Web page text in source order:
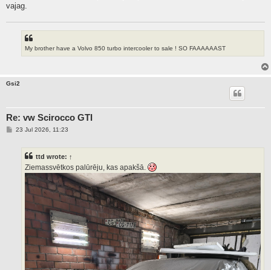
vajag.
My brother have a Volvo 850 turbo intercooler to sale ! SO FAAAAAAST
Gsi2
Re: vw Scirocco GTI
P23 Jul 2026, 11:23
ttd wrote: ↑
Ziemassvētkos palūrēju, kas apakšā.